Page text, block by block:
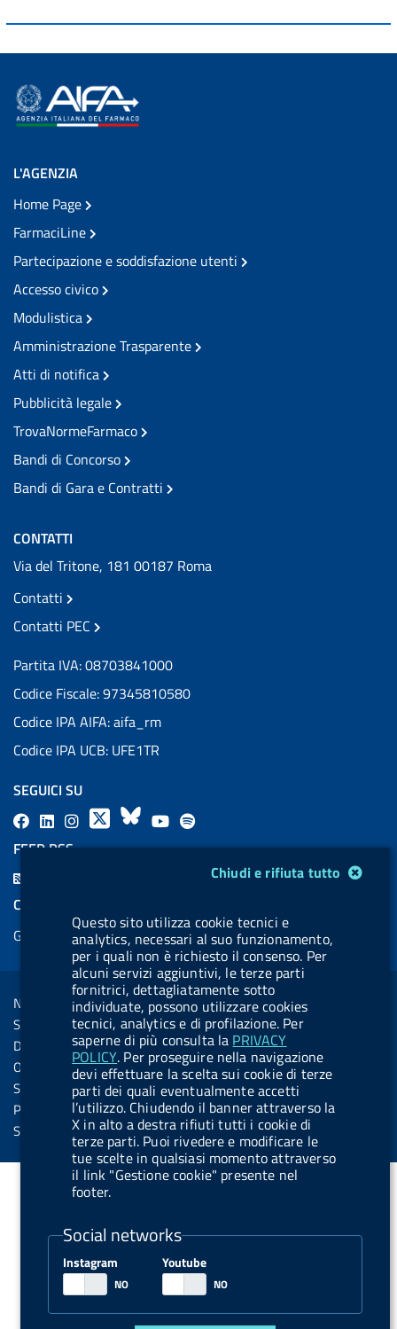
Chiudi e rifiuta tutto
Questo sito utilizza cookie tecnici e
analytics, necessari al suo funzionamento,
per i quali non è richiesto il consenso. Per
alcuni servizi aggiuntivi, le terze parti
fornitrici, dettagliatamente sotto
individuate, possono utilizzare cookies
tecnici, analytics e di profilazione. Per
saperne di più consulta la PRIVACY
POLICY. Per proseguire nella navigazione
devi effettuare la scelta sui cookie di terze
parti dei quali eventualmente accetti
l’utilizzo. Chiudendo il banner attraverso la
X in alto a destra rifiuti tutti i cookie di
terze parti. Puoi rivedere e modificare le
tue scelte in qualsiasi momento attraverso
il link "Gestione cookie" presente nel
footer.
Social networks
Instagram Youtube
L'AGENZIA
Home Page
FarmaciLine
Partecipazione e soddisfazione utenti
Accesso civico
Modulistica
Amministrazione Trasparente
Atti di notifica
Pubblicità legale
TrovaNormeFarmaco
Bandi di Concorso
Bandi di Gara e Contratti
CONTATTI
Via del Tritone, 181 00187 Roma
Contatti
Contatti PEC
Partita IVA: 08703841000
Codice Fiscale: 97345810580
Codice IPA AIFA: aifa_rm
Codice IPA UCB: UFE1TR
SEGUICI SU
F
a
L
i
a
l
.
b
u
t
t
o
n
.
i
n
s
t
a
g
r
a
m
X
B
l
s
k
y
Y
o
u
b
e
l
a
l
.
b
u
t
t
o
n
s
p
o
y
FEED RSS
COOKIES
Gestione cookie
Sezione Link Utili
Note legali
Social Media Policy
Dichiarazione di accessibilità
Obiettivi di accessibilità
Statistiche sito
Privacy
Servizi Online